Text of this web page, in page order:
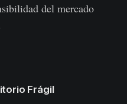
del mercado
Frágil